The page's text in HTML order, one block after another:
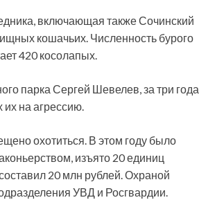
включающая также Сочинский
кошачьих. Численность бурого
420 косолапых.
парка Сергей Шевелев, за три года
на агрессию.
охотиться. В этом году было
изъято 20 единиц
20 млн рублей. Охраной
УВД и Росгвардии.